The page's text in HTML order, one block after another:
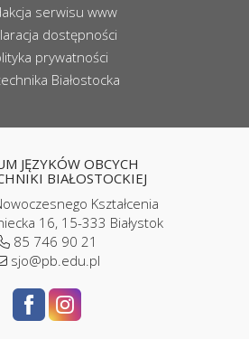
serwisu www
dostępności
prywatności
Białostocka
JĘZYKÓW OBCYCH
BIAŁOSTOCKIEJ
Kształcenia
16, 15-333 Białystok
85 746 90 21
sjo@pb.edu.pl